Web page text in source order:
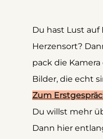
Du hast Lust
Herzensort?
pack die
Bilder, die echt
Zum
Du willst mehr
Dann hier